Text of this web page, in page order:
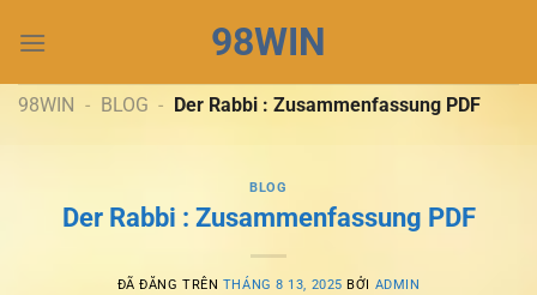
đến
dung
98WIN
98WIN - BLOG - Der Rabbi : Zusammenfassung PDF
BLOG
Der Rabbi : Zusammenfassung PDF
ĐÃ ĐĂNG TRÊN THÁNG 8 13, 2025 BỞI ADMIN